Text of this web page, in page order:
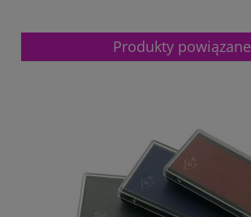
Produkty powiązane